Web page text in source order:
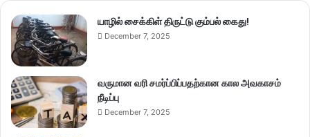
யாழில் சைக்கிள் திருட்டு கும்பல் கைது!
December 7, 2025
வருமான வரி சமர்ப்பிப்பதற்கான கால அவகாசம்
நீடிப்பு
December 7, 2025